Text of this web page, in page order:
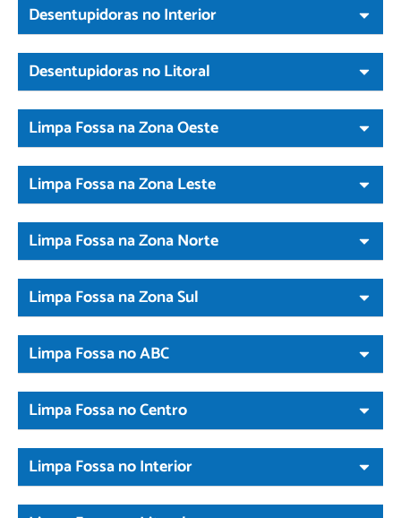
Desentupidoras no Interior
Desentupidoras no Litoral
Limpa Fossa na Zona Oeste
Limpa Fossa na Zona Leste
Limpa Fossa na Zona Norte
Limpa Fossa na Zona Sul
Limpa Fossa no ABC
Limpa Fossa no Centro
Limpa Fossa no Interior